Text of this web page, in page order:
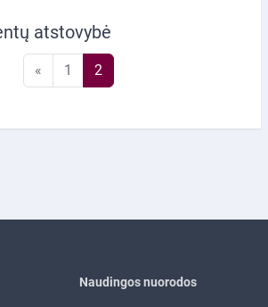
atstovybė
« Ankstesnis puslapis
1 1 puslapis
2
Naudingos nuorodos